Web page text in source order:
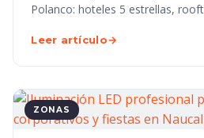
Polanco: hoteles 5 estrellas,
Leer artículo→
ZONAS